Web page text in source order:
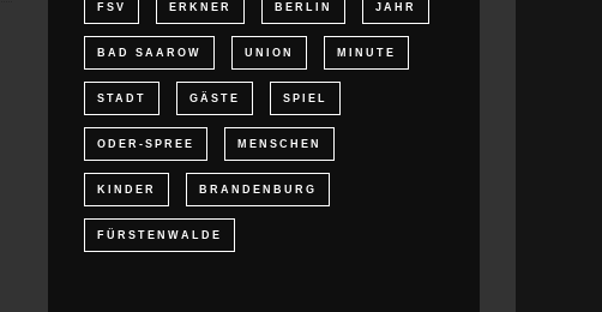
FSV ERKNER BERLIN JAHR
BAD SAAROW UNION MINUTE
STADT GÄSTE SPIEL
ODER-SPREE MENSCHEN
KINDER BRANDENBURG
FÜRSTENWALDE